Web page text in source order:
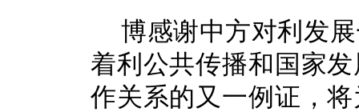
博感谢中方对利发
着利公共传播和国家
作关系的又一例证，